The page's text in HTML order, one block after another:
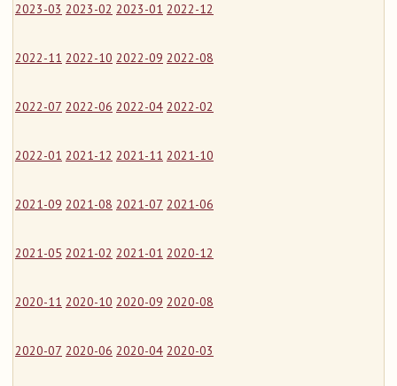
2023-03 2023-02 2023-01 2022-12
2022-11 2022-10 2022-09 2022-08
2022-07 2022-06 2022-04 2022-02
2022-01 2021-12 2021-11 2021-10
2021-09 2021-08 2021-07 2021-06
2021-05 2021-02 2021-01 2020-12
2020-11 2020-10 2020-09 2020-08
2020-07 2020-06 2020-04 2020-03